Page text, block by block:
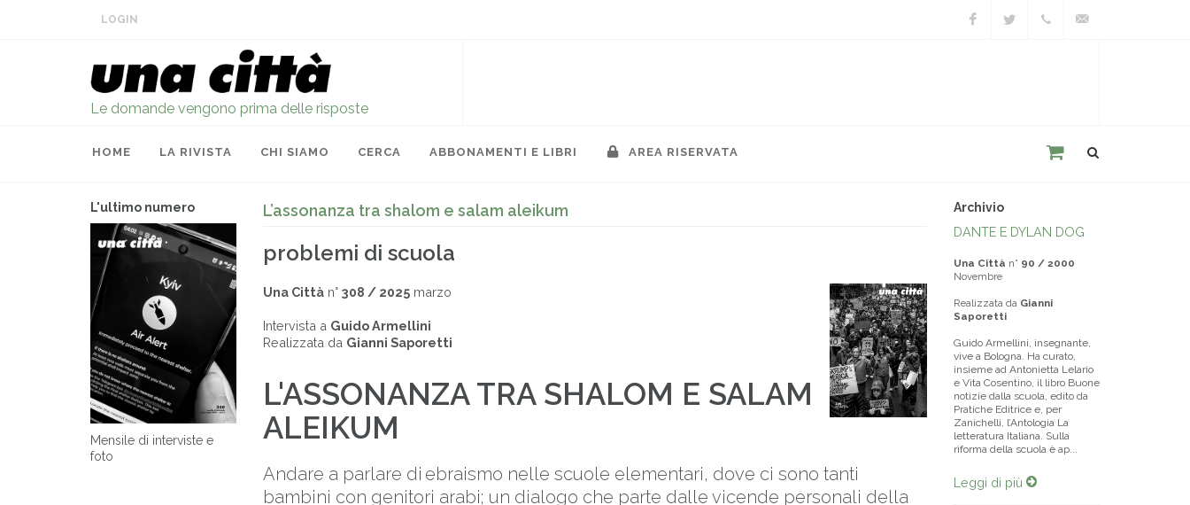
LOGIN
Le domande vengono prima delle risposte
HOME LA RIVISTA CHI SIAMO CERCA ABBONAMENTI E LIBRI AREA RISERVATA
L'ultimo numero
Mensile di interviste e
foto
L’assonanza tra shalom e salam aleikum
problemi di scuola
Una Città n° 308 / 2025 marzo
Intervista a Guido Armellini
Realizzata da Gianni Saporetti
L'ASSONANZA TRA SHALOM E SALAM
ALEIKUM
Andare a parlare di ebraismo nelle scuole elementari, dove ci sono tanti
bambini con genitori arabi; un dialogo che parte dalle vicende personali della
Archivio
DANTE E DYLAN DOG
Una Città n° 90 / 2000
Novembre
Realizzata da Gianni
Saporetti
Guido Armellini, insegnante,
vive a Bologna. Ha curato,
insieme ad Antonietta Lelario
e Vita Cosentino, il libro Buone
notizie dalla scuola, edito da
Pratiche Editrice e, per
Zanichelli, l’Antologia La
letteratura Italiana. Sulla
riforma della scuola è ap...
Leggi di più